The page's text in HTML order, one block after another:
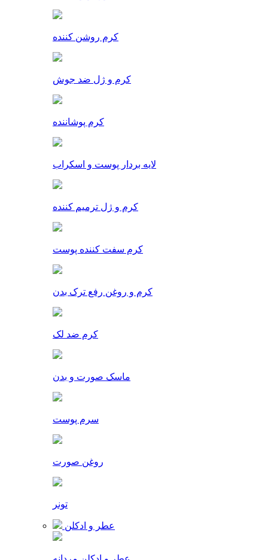
کرم روشن کننده
کرم و ژل ضد جوش
کرم پوشاننده
لایه بردار پوست و اسکراب
کرم و ژل ترمیم کننده
کرم سفت کننده پوست
کرم و روغن رفع ترک بدن
کرم ضد لک
ماسک صورت و بدن
سرم پوست
روغن صورت
تونر
عطر و ادکلن